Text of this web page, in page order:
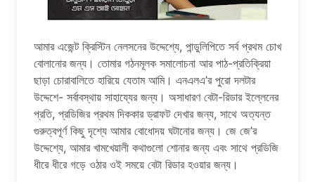
আমার এজেন্ট ক্রিস্টিন নেলসনের উদ্দেশ্যে, পান্ডুলিপিতে সর্ব প্রথম চোখ
বোলানোর জন্য। তোমার গঠনমূলক সমালোচনা আর পাঠ-প্রতিক্রিয়া
ছাড়া চোরাবালিতে হারিয়ে যেতাম আমি। এনএলএ’র পুরো দলটার
উদ্দেশে- সর্বাবস্থায় সাহায্যের জন্য। অসাধারণ বেটা-রিডার ইল্লেনের
প্রতি, প্রডিজির প্রথম দিককার ড্রাফট দেখার জন্য, সাথে অত্যন্ত
গুরুত্বপূর্ণ কিছু দৃশ্যে আমার বোধোদয় ঘটানোর জন্য। জে জে’র
উদ্দেশ্যে, আমার খামখেয়ালী কথাগুলো শোনার জন্য এবং সাথে প্রডিজি
ধীরে ধীরে গড়ে ওঠার ওই সময়ে বেটা রিডার হওয়ার জন্য।